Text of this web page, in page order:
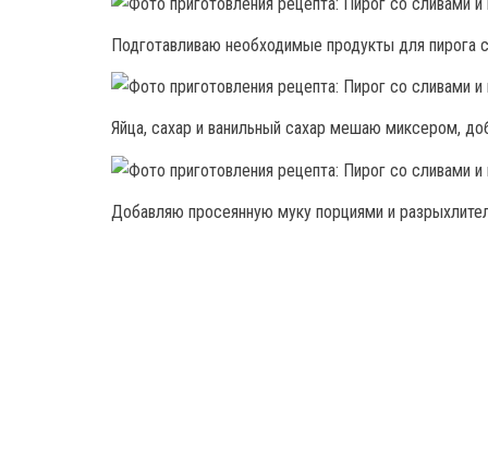
Подготавливаю необходимые продукты для пирога
Яйца, сахар и ванильный сахар мешаю миксером,
Добавляю просеянную муку порциями и